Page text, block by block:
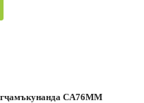
CA76MM